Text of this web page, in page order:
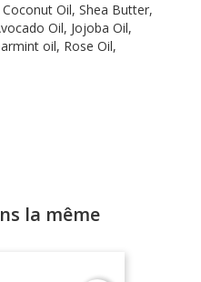
Oil, Shea Butter,
Oil, Jojoba Oil,
oil, Rose Oil,
la même